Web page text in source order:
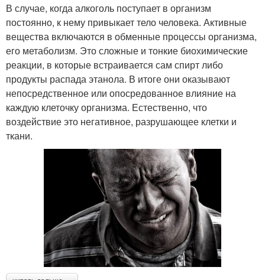
В случае, когда алкоголь поступает в организм
постоянно, к нему привыкает тело человека. Активные
вещества включаются в обменные процессы организма,
его метаболизм. Это сложные и тонкие биохимические
реакции, в которые встраивается сам спирт либо
продукты распада этанола. В итоге они оказывают
непосредственное или опосредованное влияние на
каждую клеточку организма. Естественно, что
воздействие это негативное, разрушающее клетки и
ткани.